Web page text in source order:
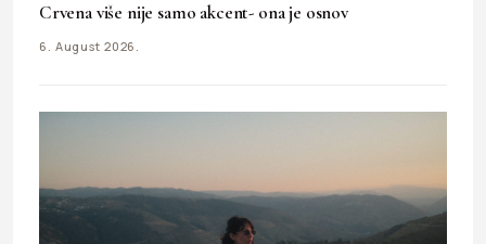
Crvena više nije samo akcent- ona je osnov
6. August 2026.